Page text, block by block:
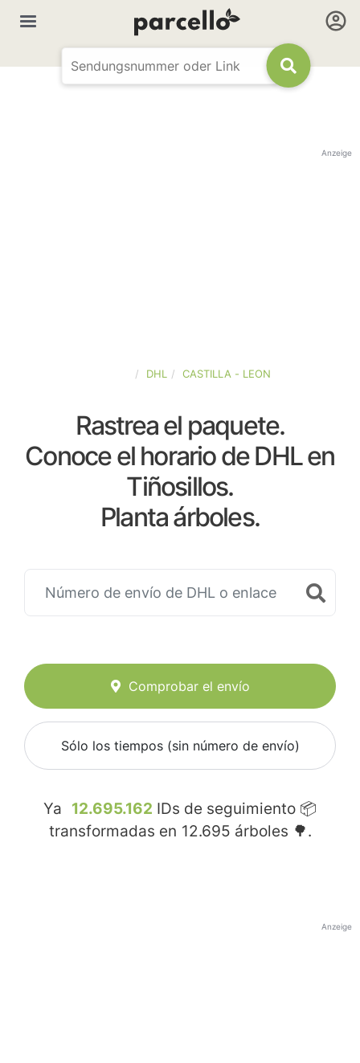
Anzeige
DHL CASTILLA - LEON
Rastrea el paquete.
Conoce el horario de DHL en
Tiñosillos.
Planta árboles.
Comprobar el envío
Sólo los tiempos (sin número de envío)
Ya 12.695.162 IDs de seguimiento 📦
transformadas en 12.695 árboles 🌳.
Anzeige